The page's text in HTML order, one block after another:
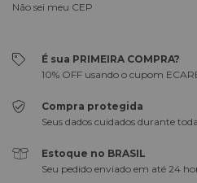
Não sei meu CEP
É sua PRIMEIRA COMPRA?
10% OFF usando o cupom
Compra protegida
Seus dados cuidados durante
Estoque no BRASIL
Seu pedido enviado em até 24